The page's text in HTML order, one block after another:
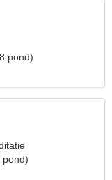
pond)
pond)